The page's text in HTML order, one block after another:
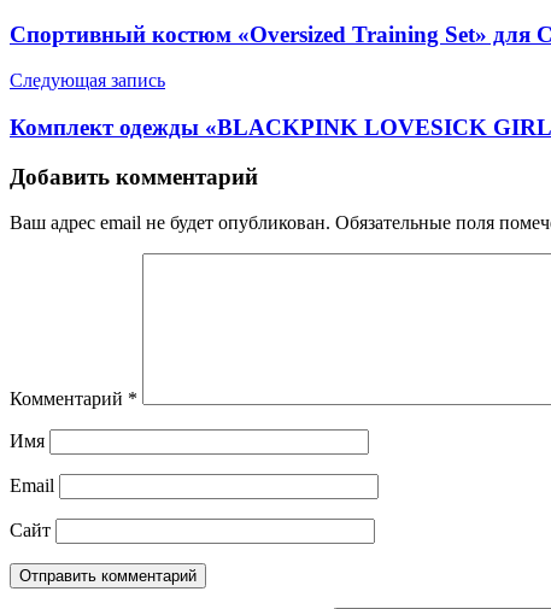
Спортивный костюм «Oversized Training Set» для
Следующая запись
Комплект одежды «BLACKPINK LOVESICK
Добавить комментарий
Ваш адрес email не будет опубликован. Обязательные поля
Комментарий *
Имя
Email
Сайт